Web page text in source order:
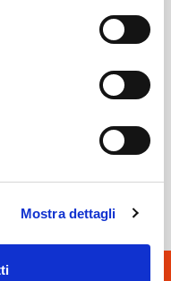
Mostra dettagli